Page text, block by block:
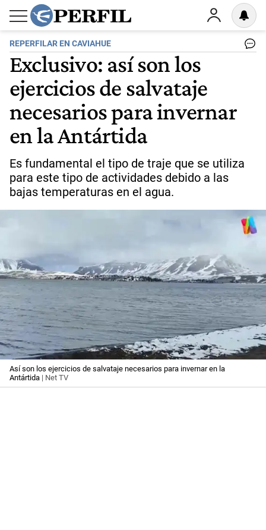
REPERFILAR EN CAVIAHUE
Exclusivo: así son los
ejercicios de salvataje
necesarios para invernar
en la Antártida
Es fundamental el tipo de traje que se utiliza
para este tipo de actividades debido a las
bajas temperaturas en el agua.
Así son los ejercicios de salvataje necesarios para invernar en la
Antártida | Net TV